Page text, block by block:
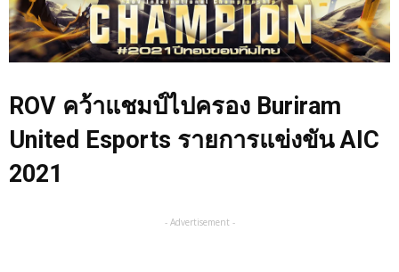
ROV คว้าแชมป์ไปครอง Buriram
United Esports รายการแข่งขัน AIC
2021
- Advertisement -